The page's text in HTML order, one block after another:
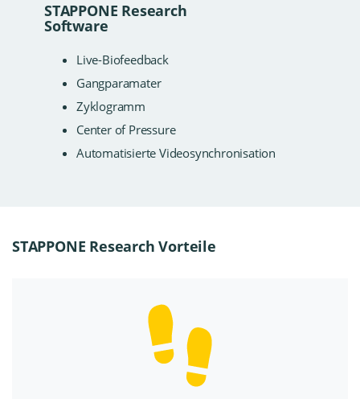
STAPPONE Research
Software
Live-Biofeedback
Gangparamater
Zyklogramm
Center of Pressure
Automatisierte Videosynchronisation
STAPPONE Research Vorteile